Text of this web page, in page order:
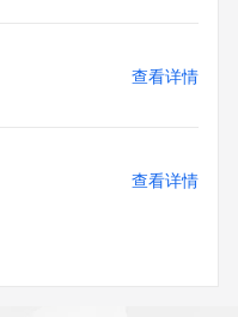
查看详情
查看详情